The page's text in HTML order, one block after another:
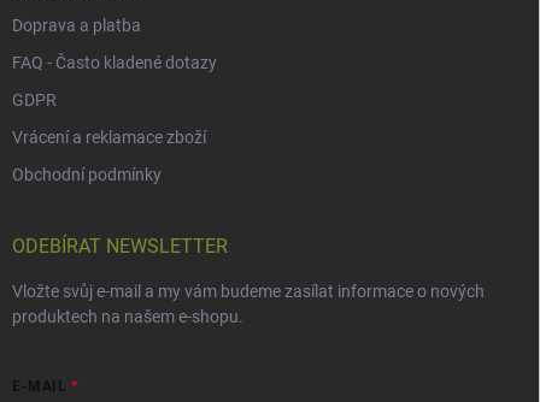
Doprava a platba
FAQ - Často kladené dotazy
GDPR
Vrácení a reklamace zboží
Obchodní podmínky
ODEBÍRAT NEWSLETTER
Vložte svůj e-mail a my vám budeme zasílat informace o nových
produktech na našem e-shopu.
E-MAIL